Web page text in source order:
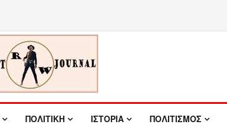
ΠΟΛΙΤΙΚΗ ΙΣΤΟΡΙΑ ΠΟΛΙΤΙΣΜΟΣ